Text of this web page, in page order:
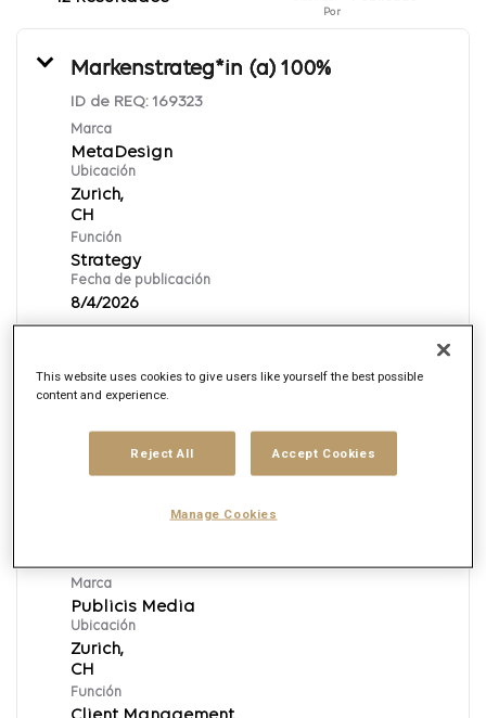
Por
Markenstrateg*in (a) 100%
ID de REQ: 169323
Marca
MetaDesign
Ubicación
Zurich,
Función
Strategy
Fecha de publicación
8/4/2026
Aplica ahora
Manager (a) 50-60%
Marca
Publicis Media
Ubicación
Zurich,
Función
This website uses cookies to give users like yourself the best possible
content and experience.
Reject All Accept Cookies
Manage Cookies